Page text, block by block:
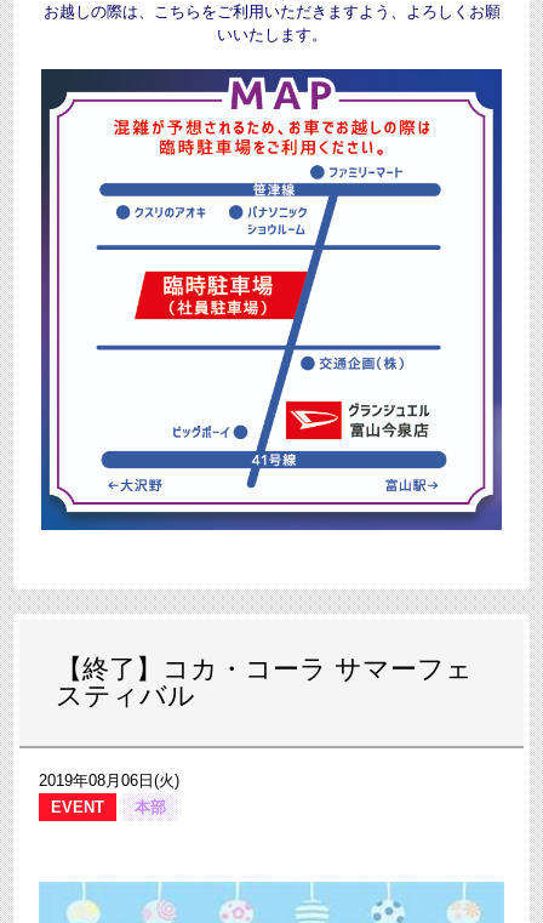
お越しの際は、こちらをご利用いただきますよう、よろしくお願
いいたします。
【終了】コカ・コーラ サマーフェ
スティバル
2019年08月06日(火)
EVENT
本部